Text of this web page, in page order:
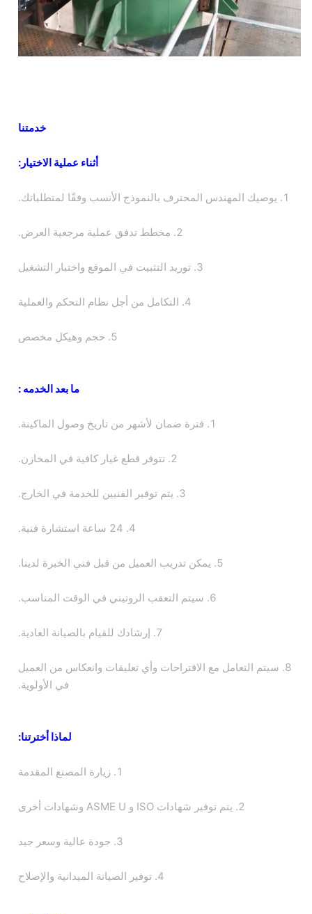
خدمتنا
أثناء عملية الاختيار:
1. يوصيك المهندس المحترف بالنموذج الأنسب وفقًا لمتطلباتك.
2. مخطط تدفق عملية مرجعية العرض.
3. توريد التثبيت في الموقع واختبار التشغيل
4. التكامل من أجل نظام التحكم والعملية
5. حجم وهيكل مخصص
ما بعد الخدمه :
1. فترة ضمان لأشهر من تاريخ وصول الماكينة.
2. تتوفر قطع غيار كافية في المخازن.
3. يتم توفير الفنيين للخدمة في الخارج.
4. 24 ساعة استشارة فنية.
5. يمكن تدريب العميل من قبل فني الخبرة لدينا.
6. سيتم التعقب الروتيني في الوقت المناسب.
7. إرشادك للقيام بالصيانة العادية.
8. سيتم التعامل مع الاقتراحات وأي تعليقات وانعكاس من العميل
في الأولوية.
لماذا أخترتنا:
1. زيارة المصنع المقدمة
2. يتم توفير شهادات ISO و ASME U وشهادات أخرى
3. جودة عالية وسعر جيد
4. توفير الصيانة الميدانية والإصلاح